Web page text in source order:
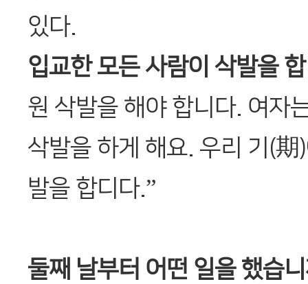
있다.
입교한 모든 사람이 삭발을
원 삭발을 해야 합니다. 여자
삭발을 하게 해요. 우리 기(
발을 합디다.”
둘째 날부터 어떤 일을 했습